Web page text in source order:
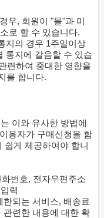
우, 회원이 "몰"과 미
로 할 수 있습니다.
지의 경우 1주일이상
통지에 갈음할 수 있습
련하여 중대한 영향을
를 합니다.
이와 유사한 방법에
용자가 구매신청을 함
쉽게 제공하여야 합니
번호, 전자우편주소
력
되는 서비스, 배송료
관련한 내용에 대한 확